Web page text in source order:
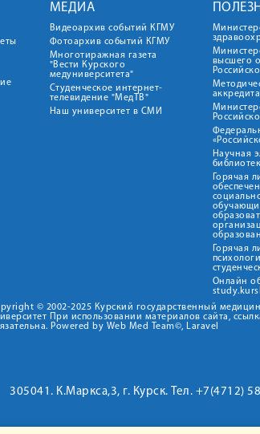
МЕДИА
Видеоархив событий КГМУ
Фотоархив событий КГМУ
Многотиражная газета
"Вести Курского
медуниверситета"
Студенческое интернет-
телевидение "МедТВ"
Наш университет в СМИ
высшего
Научная
Горячая
Горячая
Онлайн
© 2002-2025 Курский государственный
При использовании материалов сайта,
Powered by Web Med Team©, Laravel
305041. К.Маркса,3, г. Курск. Тел. +7(4712)